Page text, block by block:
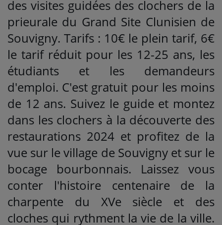
des visites guidées des clochers de la
prieurale du Grand Site Clunisien de
Souvigny. Tarifs : 10€ le plein tarif, 6€
le tarif réduit pour les 12-25 ans, les
étudiants et les demandeurs
d'emploi. C'est gratuit pour les moins
de 12 ans. Suivez le guide et montez
dans les clochers à la découverte des
restaurations 2024 et profitez de la
vue sur le village de Souvigny et sur le
bocage bourbonnais. Laissez vous
conter l'histoire centenaire de la
charpente du XVe siècle et des
cloches qui rythment la vie de la ville.